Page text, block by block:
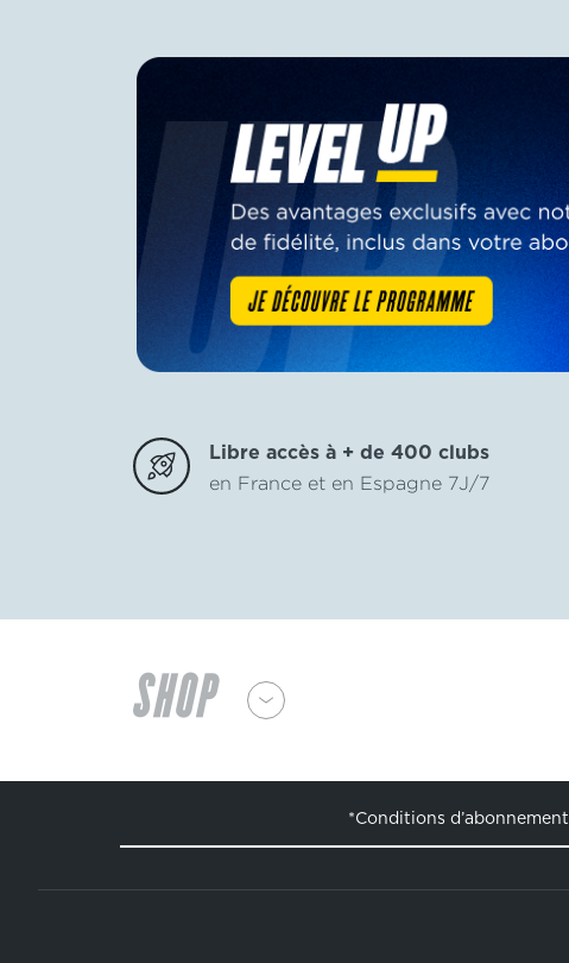
Libre accès à + de 400 clubs
en France et en Espagne 7J/7
SHOP
*Conditions d’abonnement